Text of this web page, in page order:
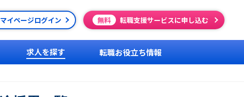
マイページログイン 無料 転職支援サービスに申し込む
求人を探す 転職お役立ち情報